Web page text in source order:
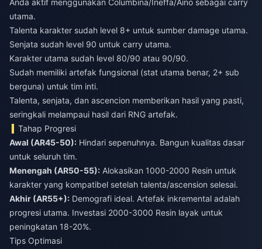
Anda aktif menggunakan Columbina/Ineffa/Aino sebagai carry
utama.
Talenta karakter sudah level 8+ untuk sumber damage utama.
Senjata sudah level 90 untuk carry utama.
Karakter utama sudah level 80/90 atau 90/90.
Sudah memiliki artefak fungsional (stat utama benar, 2+ sub
berguna) untuk tim inti.
Talenta, senjata, dan ascencion memberikan hasil yang pasti,
seringkali melampaui hasil dari RNG artefak.
Tahap Progresi
Awal (AR45-50): Hindari sepenuhnya. Bangun kualitas dasar
untuk seluruh tim.
Menengah (AR50-55): Alokasikan 1000-2000 Resin untuk
karakter yang kompatibel setelah talenta/ascension selesai.
Akhir (AR55+): Demografi ideal. Artefak inkremental adalah
progresi utama. Investasi 2000-3000 Resin layak untuk
peningkatan 18-20%.
Tips Optimasi